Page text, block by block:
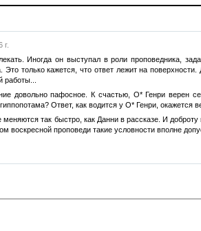
г.
Иногда он выступал в роли проповедника,
Это только кажется, что ответ лежит на
работы...
довольно пафосное. К счастью, О* Генри верен
Ответ, как водится у О* Генри, окажется
так быстро, как Данни в рассказе. И
воскресной проповеди такие условности вполне